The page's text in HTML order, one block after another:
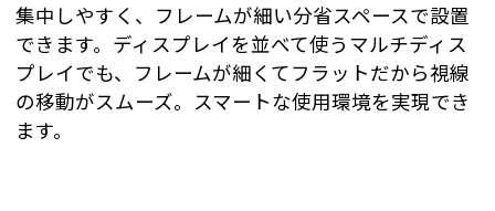
集中しやすく、フレームが細い分省スペースで設置
できます。ディスプレイを並べて使うマルチディス
プレイでも、フレームが細くてフラットだから視線
の移動がスムーズ。スマートな使用環境を実現でき
ます。